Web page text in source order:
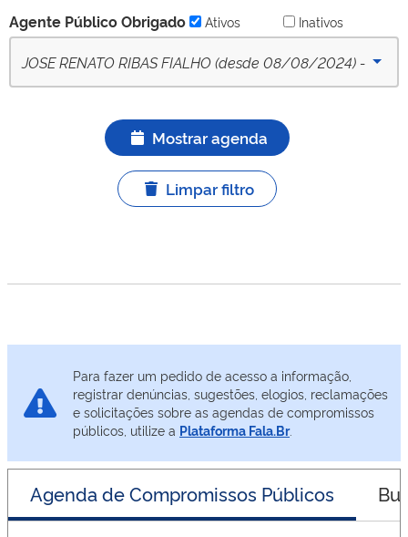
Agente Público Obrigado Ativos Inativos
JOSE RENATO RIBAS FIALHO (desde 08/08/2024) -
Mostrar agenda
Limpar filtro
Para fazer um pedido de acesso a informação,
registrar denúncias, sugestões, elogios, reclamações
e solicitações sobre as agendas de compromissos
públicos, utilize a Plataforma Fala.Br.
Agenda de Compromissos Públicos